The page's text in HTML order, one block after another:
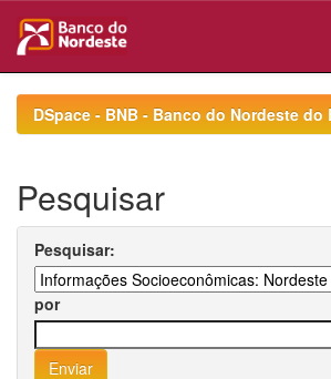
navigationDSpace - BNB - Banco do Nordeste do
Pesquisar
Pesquisar:
por